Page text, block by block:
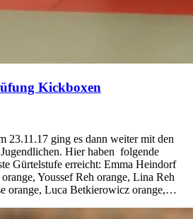
Kickboxen
23.11.17 ging es dann weiter mit den
Hier haben folgende
Gürtelstufe erreicht: Emma Heindorf
Youssef Reh orange, Lina Reh
orange, Luca Betkierowicz orange,…